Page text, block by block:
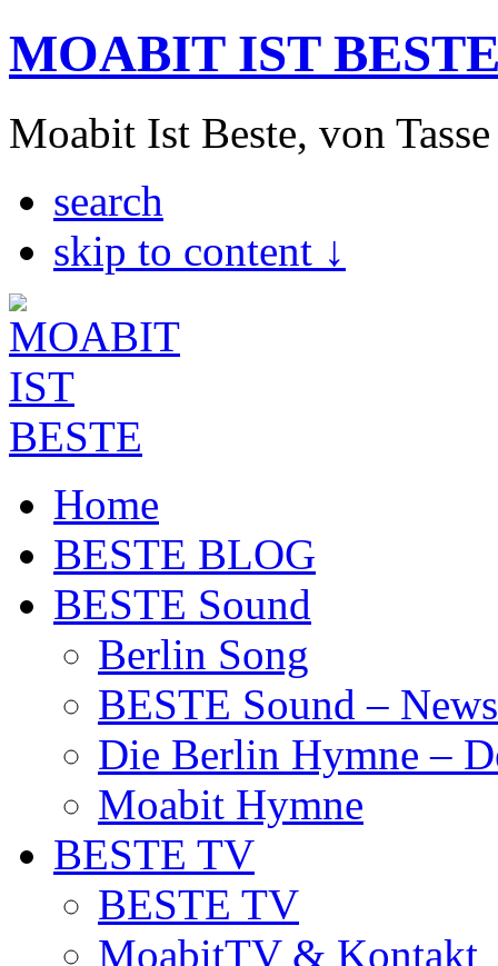
MOABIT IST
Moabit Ist Beste, von
search
skip to content ↓
Home
BESTE BLOG
BESTE Sound
Berlin Song
BESTE Sound –
Die Berlin Hymne –
Moabit Hymne
BESTE TV
BESTE TV
MoabitTV & Kontakt